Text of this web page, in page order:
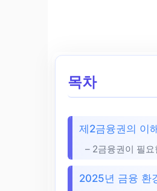
목차
제2금융권의 이
– 2금융권이 필
2025년 금융 환